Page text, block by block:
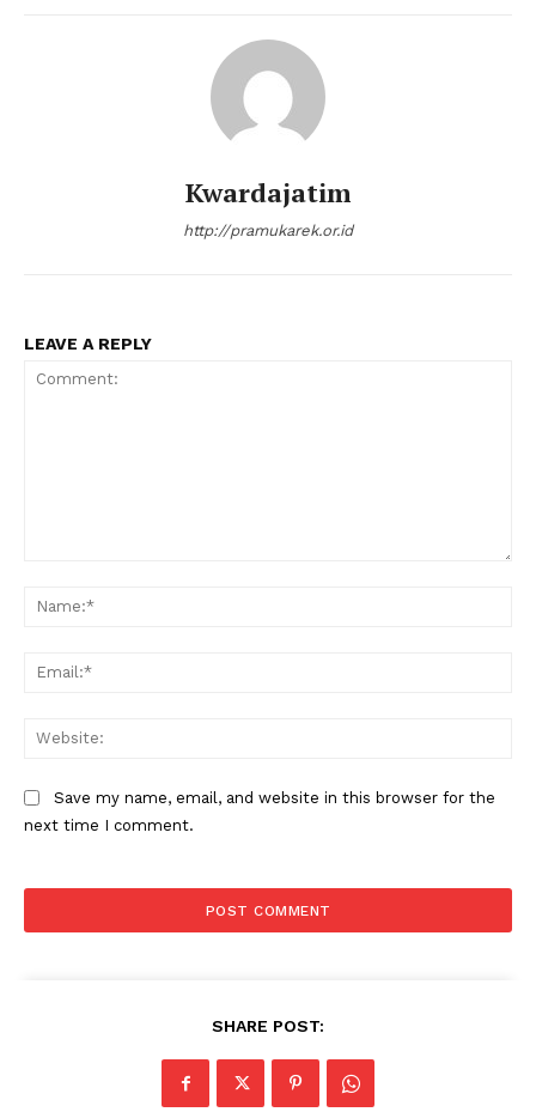
Kwardajatim
http://pramukarek.or.id
LEAVE A REPLY
Save my name, email, and website in this browser for the
next time I comment.
SHARE POST: